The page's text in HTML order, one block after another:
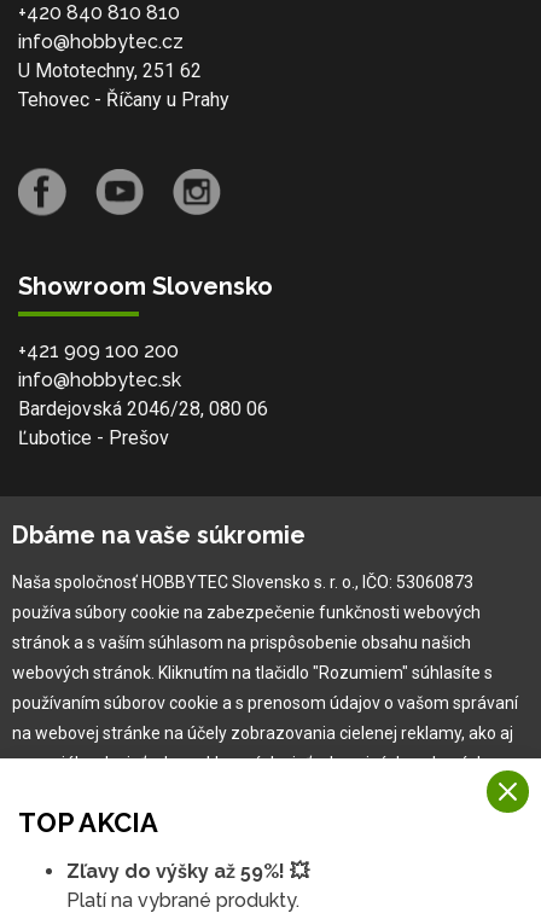
+420 840 810 810
info@hobbytec.cz
U Mototechny, 251 62
Tehovec - Říčany u Prahy
Showroom Slovensko
+421 909 100 200
info@hobbytec.sk
Bardejovská 2046/28, 080 06
Ľubotice - Prešov
Ochranná známka
Vlastná výroba
Náš Hobbytec tím
Kontaktné údaje
Naša história
Kariéra
Garancia najlepšej ceny
Užívateľský manuál
TOP AKCIA
Zľavy do výšky až 59%! 💥
Platí na vybrané produkty.
Dbáme na vaše súkromie
Naša spoločnosť HOBBYTEC Slovensko s. r. o., IČO: 53060873
používa súbory cookie na zabezpečenie funkčnosti webových
stránok a s vaším súhlasom na prispôsobenie obsahu našich
webových stránok. Kliknutím na tlačidlo "Rozumiem" súhlasíte s
používaním súborov cookie a s prenosom údajov o vašom správaní
na webovej stránke na účely zobrazovania cielenej reklamy, ako aj
na sociálnych sieťach a reklamných sieťach na iných webových
Viac informácií
Na našich webových stránkach používame niekoľko kategórií